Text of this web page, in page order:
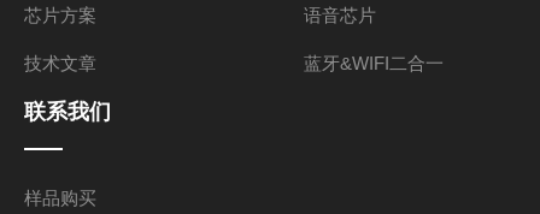
芯片方案
技术文章
语音芯片
蓝牙&WIFI二合一
联系我们
样品购买